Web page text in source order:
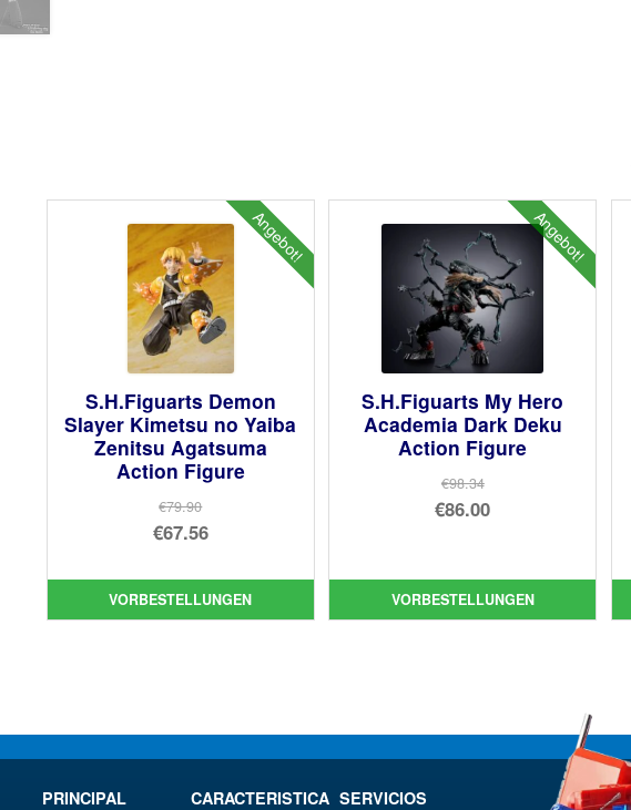
Angebot!
S.H.Figuarts Demon
Slayer Kimetsu no Yaiba
Zenitsu Agatsuma
Action Figure
€79.90
Ursprünglicher
war:
€79.90
€67.56
Preis
ist:
VORBESTELLUNGEN
Angebot!
S.H.Figuarts My Hero
Academia Dark Deku
Action Figure
€98.34
Ursprünglicher
€98.34
€86.00
ist:
€86.00.
VORBESTELLUNGEN
PRINCIPAL
CARACTERISTICA SERVICIOS